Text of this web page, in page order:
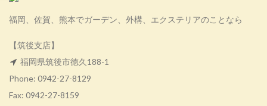
福岡、佐賀、熊本でガーデン、外構、エクステリアのことなら
【筑後支店】
福岡県筑後市徳久188-1
Phone: 0942-27-8129
Fax: 0942-27-8159